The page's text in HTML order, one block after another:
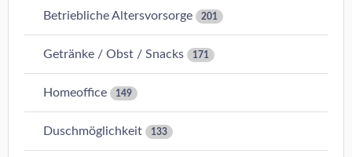
Betriebliche Altersvorsorge 201
Getränke / Obst / Snacks 171
Homeoffice 149
Duschmöglichkeit 133